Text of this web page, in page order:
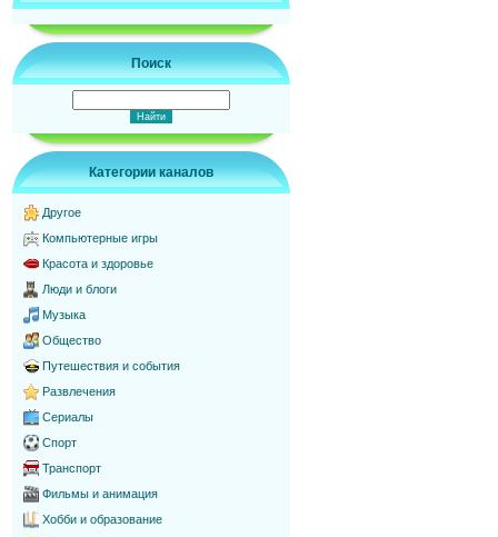
Поиск
Категории каналов
Другое
Компьютерные игры
Красота и здоровье
Люди и блоги
Музыка
Общество
Путешествия и события
Развлечения
Сериалы
Спорт
Транспорт
Фильмы и анимация
Хобби и образование